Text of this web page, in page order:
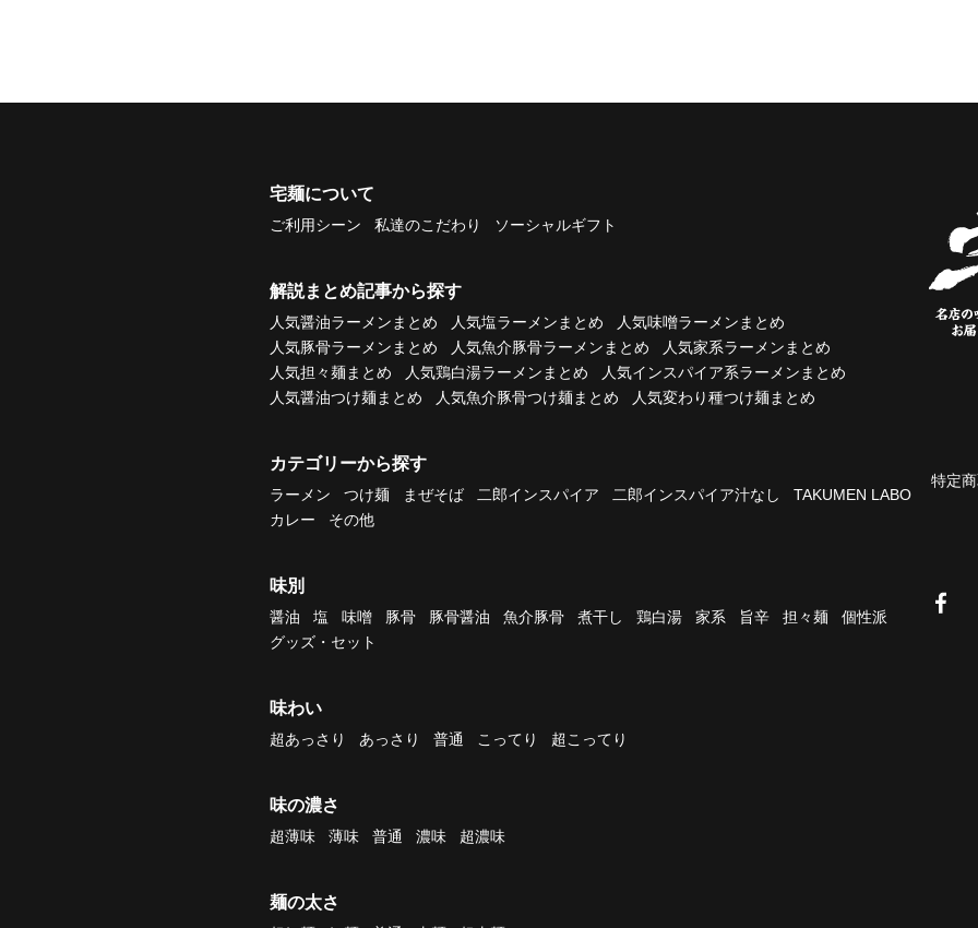
宅麺について
ご利用シーン 私達のこだわり ソーシャルギフト
解説まとめ記事から探す
人気醤油ラーメンまとめ 人気塩ラーメンまとめ
人気味噌ラーメンまとめ
人気豚骨ラーメンまとめ
人気魚介豚骨ラーメンまとめ
人気家系ラーメンまとめ
人気担々麺まとめ
人気鶏白湯ラーメンまとめ
人気インスパイア系ラーメンまとめ
人気醤油つけ麺まとめ
人気魚介豚骨つけ麺まとめ 人気変わり種つけ麺まとめ
カテゴリーから探す
ラーメン つけ麺 まぜそば 二郎インスパイア 二郎インスパイア汁なし
TAKUMEN LABO
カレー
その他
味別
醤油 塩 味噌 豚骨 豚骨醤油 魚介豚骨 煮干し 鶏白湯 家系 旨辛 担々麺
個性派
グッズ・セット
味わい
超あっさり あっさり 普通 こってり 超こってり
味の濃さ
超薄味 薄味 普通 濃味 超濃味
麺の太さ
特定